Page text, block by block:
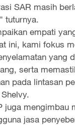
SAR masih
tuturnya.
empati
ini, kami fokus
yang
serta
pada lintasan
juga mengimbau
jasa